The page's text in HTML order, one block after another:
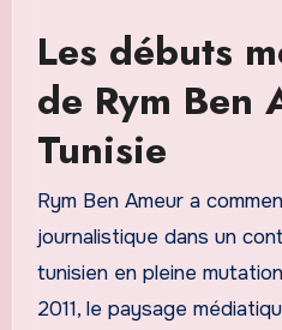
Les débuts
de Rym Ben
Tunisie
Rym Ben Ameur a
journalistique dans un
tunisien en pleine
2011, le paysage